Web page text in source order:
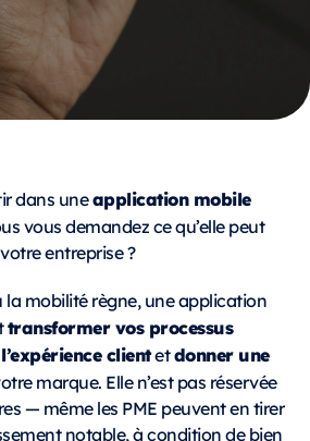
dans uneapplication mobile
vous demandez ce qu’elle peut
entreprise ?
mobilité règne, une application
transformer vos processus
clientetdonner une
marque. Elle n’est pas réservée
— même les PME peuvent en tirer
notable, à condition de bien